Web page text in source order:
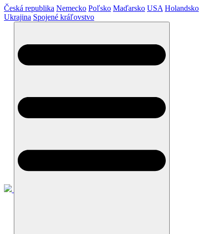
Česká republika Nemecko Poľsko Maďarsko USA Holandsko
Ukrajina Spojené kráľovstvo